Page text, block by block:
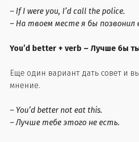
– If I were you, I’d call the police.
– На твоем месте я бы позвонил
You’d better + verb – Лучше бы
Еще один вариант дать совет и
мнение.
– You’d better not eat this.
– Лучше тебе этого не есть.